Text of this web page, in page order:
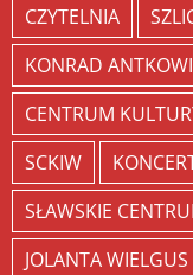
CZYTELNIA
KONRAD
CENTRUM
SCKIW
SŁAWSKIE
JOLANTA WIELGUS